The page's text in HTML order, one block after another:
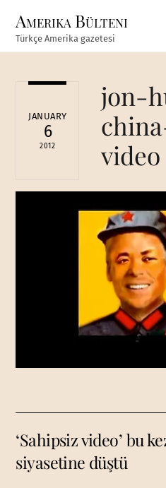
content
Amerika Bülteni
Türkçe Amerika gazetesi
JANUARY
6
2012
jon-
video
‘Sahipsiz video’ bu
siyasetine düştü